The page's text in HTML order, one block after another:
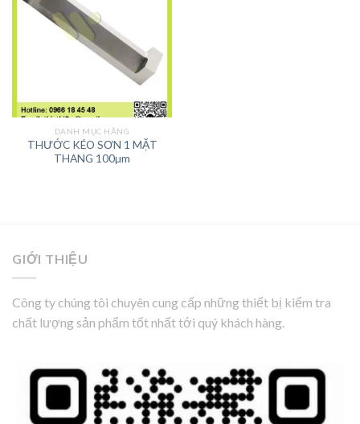
DANH MỤC HÃNG
THƯỚC KÉO SƠN 1 MẶT
THANG 100µm
GIỚI THIỆU
Công ty chúng tôi chuyên cung cấp những thiết bị kiểm tra
chất lượng sản phẩm tốt nhất tới quý khách hàng.